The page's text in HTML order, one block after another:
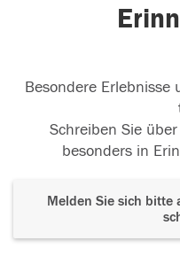
Besondere
Schreiben Sie
besonders in
Melden Sie sich bitte